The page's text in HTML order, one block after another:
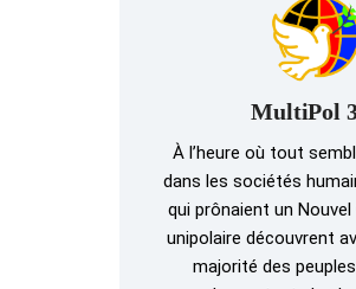
MultiPol
À l’heure où tout
dans les sociétés
qui prônaient un Nouvel
unipolaire découvrent
majorité des